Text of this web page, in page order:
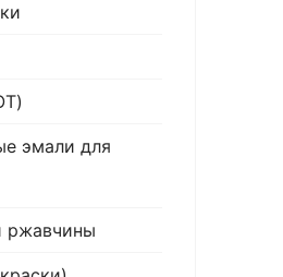
эмали для
ржавчины